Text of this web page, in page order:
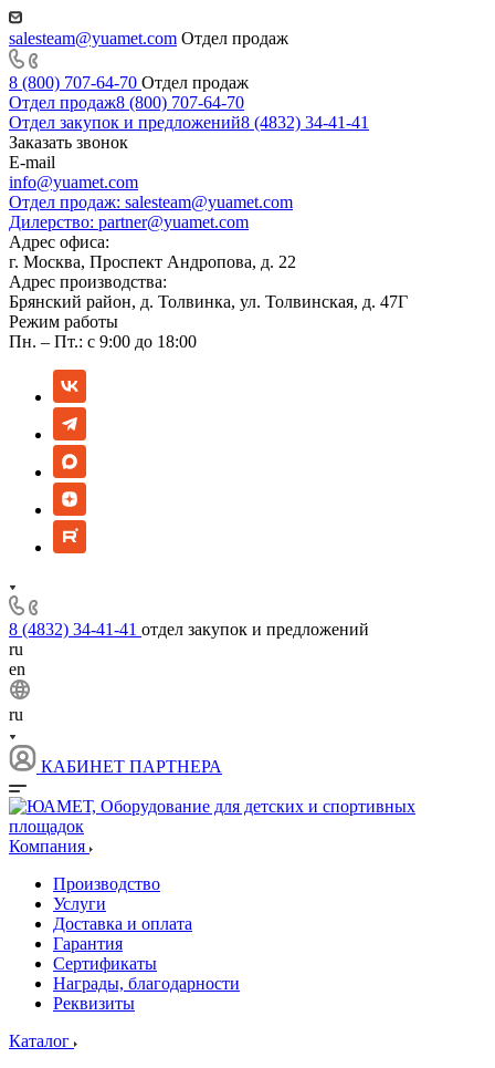
salesteam@yuamet.com Отдел продаж
8 (800) 707-64-70 Отдел продаж
Отдел продаж8 (800) 707-64-70
Отдел закупок и предложений8 (4832) 34-41-41
Заказать звонок
E-mail
info@yuamet.com
Отдел продаж: salesteam@yuamet.com
Дилерство: partner@yuamet.com
Адрес офиса:
г. Москва, Проспект Андропова, д. 22
Адрес производства:
Брянский район, д. Толвинка, ул. Толвинская, д. 47Г
Режим работы
Пн. – Пт.: с 9:00 до 18:00
8 (4832) 34-41-41 отдел закупок и предложений
ru
en
ru
КАБИНЕТ ПАРТНЕРА
Компания
Производство
Услуги
Доставка и оплата
Гарантия
Сертификаты
Награды, благодарности
Реквизиты
Каталог